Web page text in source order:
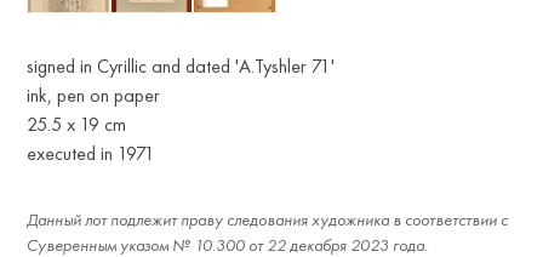
signed in Cyrillic and dated 'A.Tyshler 71'
ink, pen on paper
25.5 х 19 cm
executed in 1971
Данный лот подлежит праву следования художника в соответствии с
Суверенным указом № 10.300 от 22 декабря 2023 года.